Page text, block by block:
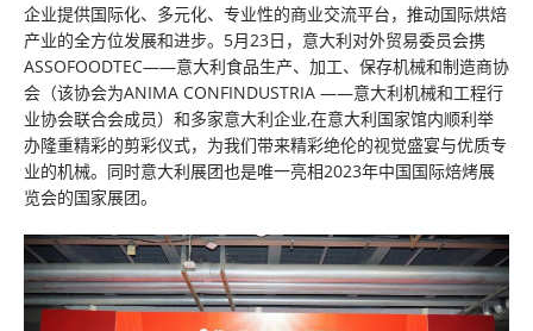
企业提供国际化、多元化、专业性的商业交流平台，推动国际烘焙
产业的全方位发展和进步。5月23日，意大利对外贸易委员会携
ASSOFOODTEC——意大利食品生产、加工、保存机械和制造商协
会（该协会为ANIMA CONFINDUSTRIA ——意大利机械和工程行
业协会联合会成员）和多家意大利企业,在意大利国家馆内顺利举
办隆重精彩的剪彩仪式，为我们带来精彩绝伦的视觉盛宴与优质专
业的机械。同时意大利展团也是唯一亮相2023年中国国际焙烤展
览会的国家展团。